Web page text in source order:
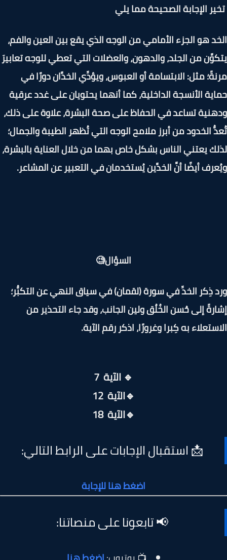
الإجابة الصحيحة مما يلي
هو الجزء الأمامي من الوجه الذي يقع بين العين والفم،
من الجلد، والدهون، والعضلات التي تعطي للوجه تعابيرَ
مثل: الابتسامة أو العبوس، ويؤدِّي الخدَّان دورًا في
الأنسجة الداخلية، كما أنهما يحتويان على غدد عرقية
تساعد في الحفاظ على صحة البشرة، علاوة على ذلك،
الخدود من أبرز ملامح الوجه التي تُظهر الطيبة والجمال؛
يعتني الناس بشكل خاص بهما من خلال العناية بالبشرة،
أيضًا أنَّ الخدَّين يُستخدمان في التعبير عن المشاعر.
السؤال🧐
ذِكر الخدِّ في سورة (لقمان) في سياق النهي عن التكبُّر؛
إلى حُسن الخُلُق ولين الجانب، وقد جاء التحذير من
به كِبرا وغرورًا، اذكر رقم الآية.
🔹 الآية 7
الآية 12
الآية 18
📩 استقبال الإجابات على الرابط التالي:
اضغط هنا للإجابة
📢 تابعونا على منصاتنا: